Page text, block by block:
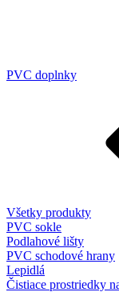
PVC doplnky
Všetky produkty
PVC sokle
Podlahové lišty
PVC schodové hrany
Lepidlá
Čistiace prostriedky